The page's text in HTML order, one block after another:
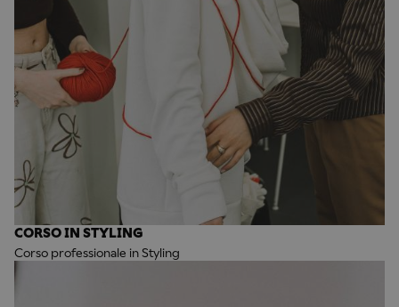
CORSO IN STYLING
Corso professionale in Styling